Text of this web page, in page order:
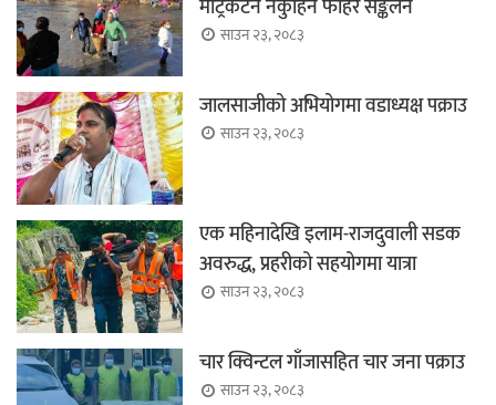
मेट्रिकटन नकुहिने फोहर सङ्कलन
साउन २३, २०८३
जालसाजीको अभियोगमा वडाध्यक्ष पक्राउ
साउन २३, २०८३
एक महिनादेखि इलाम-राजदुवाली सडक
अवरुद्ध, प्रहरीको सहयोगमा यात्रा
साउन २३, २०८३
चार क्विन्टल गाँजासहित चार जना पक्राउ
साउन २३, २०८३